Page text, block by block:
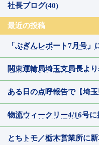
社長ブログ(40)
最近の投稿
「ぶぎんレポート7月号
関東運輸局埼玉支局長よ
ある日の点呼報告で【埼
物流ウィークリー4/16号
とちトモ／栃木営業所に